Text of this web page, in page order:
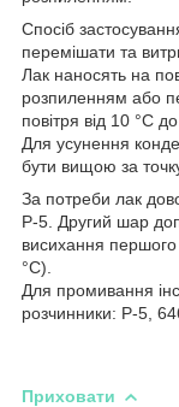
Спосіб
перемішати та
Лак наносять на
розпиленням або
повітря від 10 °C
Для усунення
бути вищою за
За потреби лак
Р-5. Другий шар
висихання
°C).
Для промивання
розчинники: Р-5,
Приховати